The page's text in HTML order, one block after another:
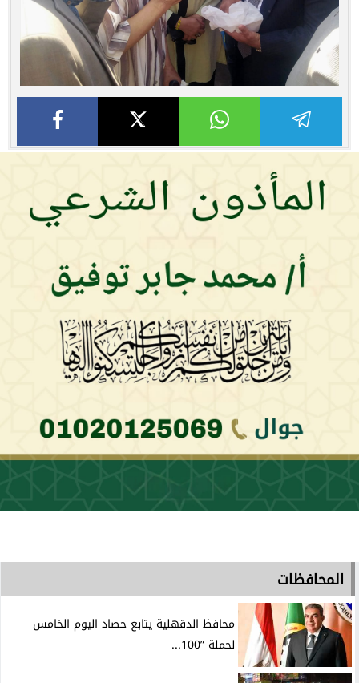
المحافظات
محافظ الدقهلية يتابع حصاد اليوم الخامس
لحملة ”100...